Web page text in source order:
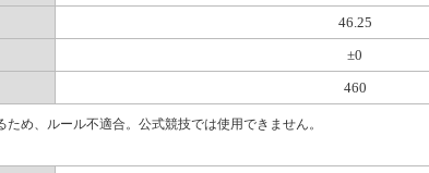
46.25
±0
460
め、ルール不適合。公式競技では使用できません。